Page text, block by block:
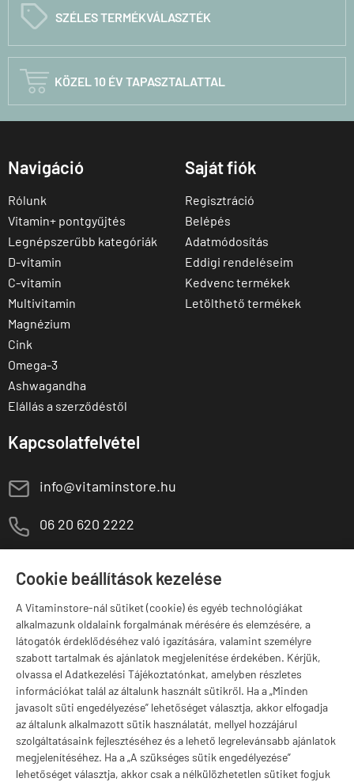
Cookie beállítások kezelése
A Vitaminstore-nál sütiket (cookie) és egyéb technológiákat
alkalmazunk oldalaink forgalmának mérésére és elemzésére, a
látogatók érdeklődéséhez való igazítására, valamint személyre
szabott tartalmak és ajánlatok megjelenítése érdekében. Kérjük,
olvassa el Adatkezelési Tájékoztatónkat, amelyben részletes
információkat talál az általunk használt sütikről. Ha a „Minden
javasolt süti engedélyezése” lehetőséget választja, akkor elfogadja
az általunk alkalmazott sütik használatát, mellyel hozzájárul
szolgáltatásaink fejlesztéséhez és a lehető legrelevánsabb ajánlatok
megjelenítéséhez. Ha a „A szükséges sütik engedélyezése”
lehetőséget választja, akkor csak a nélkülözhetetlen sütiket fogjuk
C SZÉLES TERMÉKVÁLASZTÉK
 KÖZEL 10 ÉV TAPASZTALATTAL
Navigáció
Rólunk
Vitamin+ pontgyűjtés
Legnépszerűbb kategóriák
D-vitamin
C-vitamin
Multivitamin
Magnézium
Cink
Omega-3
Ashwagandha
Elállás a szerződéstől
Saját fiók
Regisztráció
Belépés
Adatmódosítás
Eddigi rendeléseim
Kedvenc termékek
Letölthető termékek
Kapcsolatfelvétel
E info@vitaminstore.hu
M 06 20 620 2222
Szugló u. 83-85.
Márkák
Valuta választás